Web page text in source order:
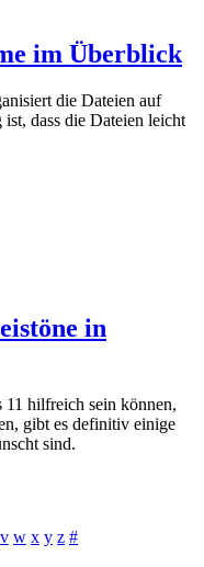
im Überblick
die Dateien auf
ist, dass die Dateien leicht
in
hilfreich sein können,
gibt es definitiv einige
sind.
v w x y z #